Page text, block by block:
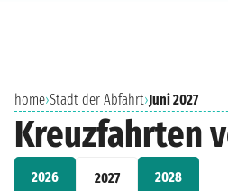
home›Stadt der Abfahrt›Juni 2027
Kreuzfahrten
2026 2027 2028